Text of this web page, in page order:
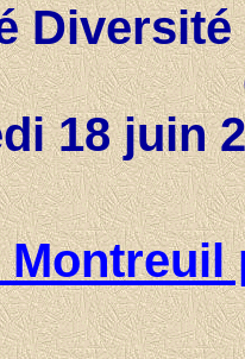
18 juin
Montreuil